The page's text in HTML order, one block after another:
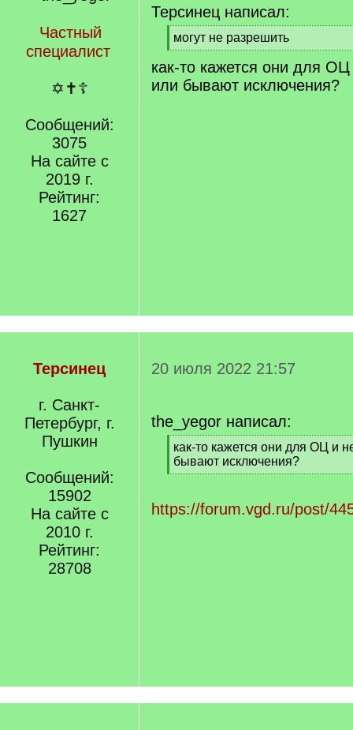
Частный
специалист
✡✝☦
Сообщений:
3075
На сайте с
2019 г.
Рейтинг:
1627
Терсинец написал:
[
q
]
могут не разрешить
[
/
q
]
как-то кажется они для
или бывают исключения?
Терсинец
г. Санкт-
Петербург, г.
Пушкин
Сообщений:
15902
На сайте с
2010 г.
Рейтинг:
28708
20 июля 2022 21:57
the_yegor написал:
[
q
]
как-то кажется они для ОЦ и
бывают исключения?
[
q
]
https://forum.vgd.ru/post/